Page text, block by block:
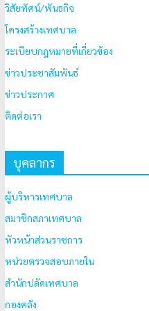
วิสัยทัศน์/พันธกิจ
โครงสร้างเทศบาล
ระเบียบกฎหมายที่เกี่ยวข้อง
ข่าวประชาสัมพันธ์
ข่าวประกาศ
ติดต่อเรา
บุคลากร
ผู้บริหารเทศบาล
สมาชิกสภาเทศบาล
หัวหน้าส่วนราชการ
หน่วยตรวจสอบภายใน
สำนักปลัดเทศบาล
กองคลัง